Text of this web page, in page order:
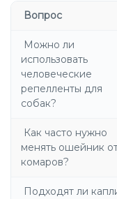
Вопрос
Можно ли
использовать
человеческие
репелленты для
собак?
Как часто нужно
менять ошейник
комаров?
Подходят ли